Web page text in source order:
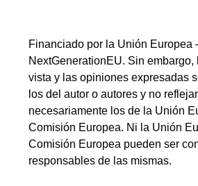
Financiado por la Unión Europea
NextGenerationEU. Sin embargo,
vista y las opiniones expresadas
los del autor o autores y no
necesariamente los de la Unión
Comisión Europea. Ni la Unión
Comisión Europea pueden ser
responsables de las mismas.